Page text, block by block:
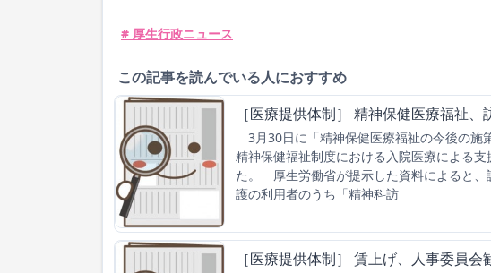
# 厚生行政ニュース
この記事を読んでいる人におすすめ
［医療提供体制］ 精神保健医療福祉
3月30日に「精神保健医療福祉の今後の
精神保健福祉制度における入院医療による
た。 厚生労働省が提示した資料によると、
護の利用者のうち「精神科訪
［医療提供体制］ 賃上げ、人事委員